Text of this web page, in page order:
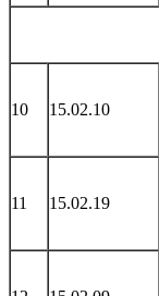
10 15.02.10
11 15.02.19